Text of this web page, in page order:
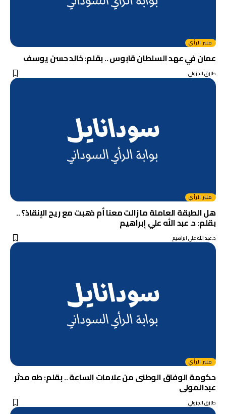
منبر الرأي
عمان في عهد السلطان قابوس .. بقلم: خالد حسن يوسف
طارق الجزولي
منبر الرأي
هل الطبقة العاملة ما زالت معنا أم ذهبت مع ريح الإنقاذ؟ ..
بقلم: د. عبد الله علي إبراهيم
د.عبد الله علي ابراهيم
منبر الرأي
حكومة الوفاق الوطنى من علامات الساعة .. بقلم: طه مدثر
عبدالمولى
طارق الجزولي